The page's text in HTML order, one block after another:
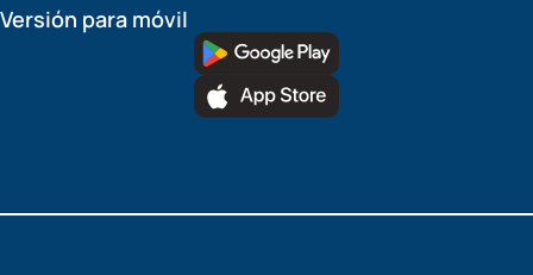
Versión para móvil